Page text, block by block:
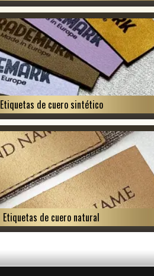
Etiquetas de cuero sintético
Etiquetas de cuero natural